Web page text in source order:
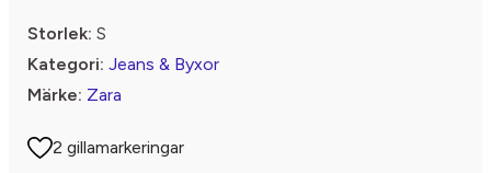
Storlek: S
Kategori: Jeans & Byxor
Märke: Zara
2 gillamarkeringar